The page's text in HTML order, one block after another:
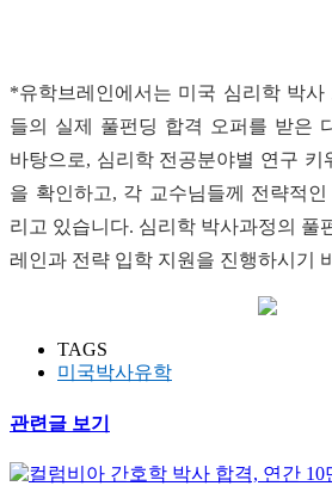
*유학브레인에서는 미국 심리학 박사
들의 실제 풀펀딩 합격 오퍼를 받은
바탕으로, 심리학 전공분야별 연구 키
을 확인하고, 각 교수님들께 전략적
리고 있습니다. 심리학 박사과정의 풀
레인과 전략 입학 지원을 진행하시기
TAGS
미국박사유학
관련글 보기